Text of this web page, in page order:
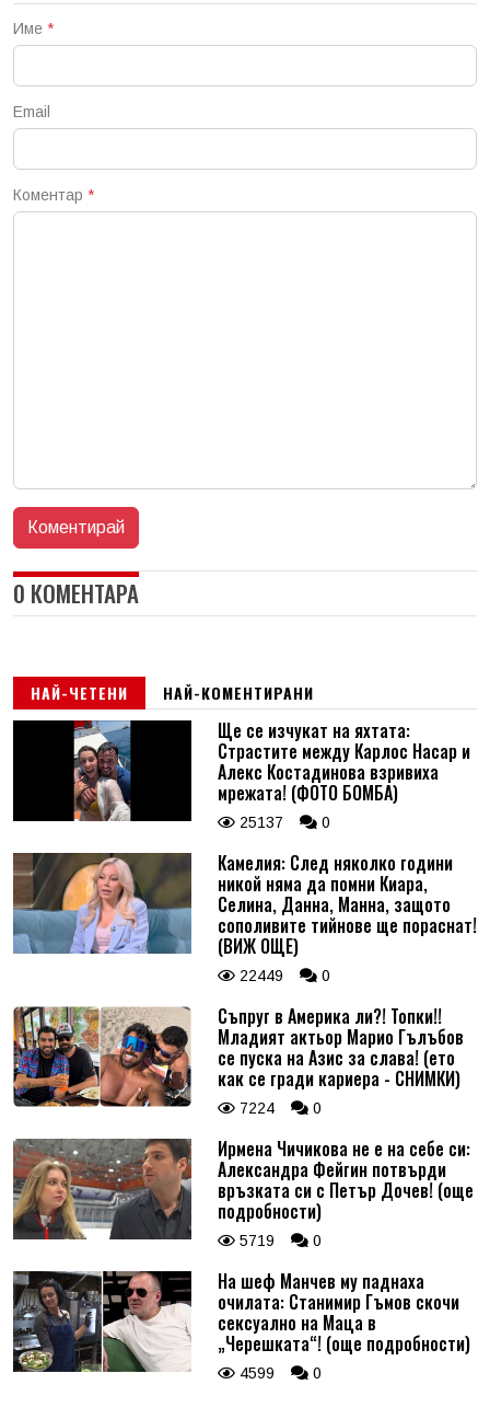
Име *
Email
Коментар *
0 КОМЕНТАРА
НАЙ-ЧЕТЕНИ НАЙ-КОМЕНТИРАНИ
Ще се изчукат на яхтата:
Страстите между Карлос Насар и
Алекс Костадинова взривиха
мрежата! (ФОТО БОМБА)
25137 0
Камелия: След няколко години
никой няма да помни Киара,
Селина, Данна, Манна, защото
сополивите тийнове ще пораснат!
(ВИЖ ОЩЕ)
22449 0
Съпруг в Америка ли?! Топки!!
Младият актьор Марио Гълъбов
се пуска на Азис за слава! (ето
как се гради кариера - СНИМКИ)
7224 0
Ирмена Чичикова не е на себе си:
Александра Фейгин потвърди
връзката си с Петър Дочев! (още
подробности)
5719 0
На шеф Манчев му паднаха
очилата: Станимир Гъмов скочи
сексуално на Маца в
„Черешката“! (още подробности)
4599 0